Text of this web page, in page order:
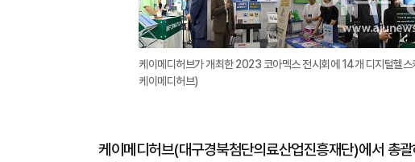
케이메디허브가 개최한 2023 코아멕스 전시회에 14개 디지털헬
케이메디허브)
케이메디허브(대구경북첨단의료산업진흥재단)에서 총